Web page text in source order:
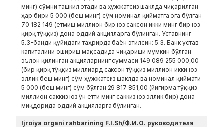
минг) сўмни ташкил этади ва ҳужжатсиз шаклда чиқарилган
ҳар бири 5 000 (беш минг) сўм номинал қийматга эга бўлган
70 182 149 (етмиш миллион бир юз саксон икки минг бир юз
қирқ тўққиз) дона оддий акцияларга бўлинган. Уставнинг
5.3-банди қуйидаги таҳрирда баён этилсин: 5.3. Банк устав
капиталини ошириш мақсадида чиқариши мумкин бўлган
эълон қилинган акцияларнинг суммаси 149 089 255 000,00
(бир қирқ тўққиз миллиард саксон тўққиз миллион икки юз
эллик беш минг) сўм ҳужжатсиз шаклда ва номинал қиймати
5 000 (беш минг) сўм бўлган 29 817 851,00 (йигирма тўққиз
миллион саккиз юз ўн етти минг саккиз юз эллик бир) дона
миқдорида оддий акцияларга бўлинган.
Ijroiya organi rahbarining F.I.Sh/Ф.И.О. руководителя